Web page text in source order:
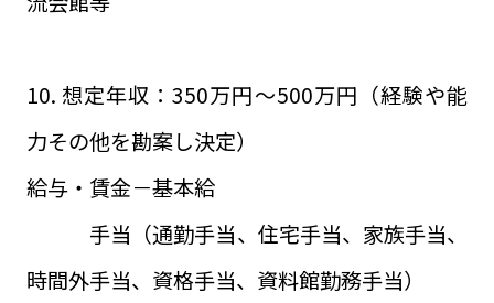
10. 想定年収：350万円～500万円（経験や能
力その他を勘案し決定）
給与・賃金－基本給
手当（通勤手当、住宅手当、家族手当、
時間外手当、資格手当、資料館勤務手当）